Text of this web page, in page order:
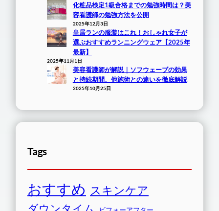
化粧品検定1級合格までの勉強時間は？美
容看護師の勉強方法を公開
2025年12月3日
皇居ランの服装はこれ！おしゃれ女子が
選ぶおすすめランニングウェア【2025年
最新】
2025年11月1日
美容看護師が解説｜ソフウェーブの効果
と持続期間、他施術との違いを徹底解説
2025年10月25日
Tags
おすすめ スキンケア